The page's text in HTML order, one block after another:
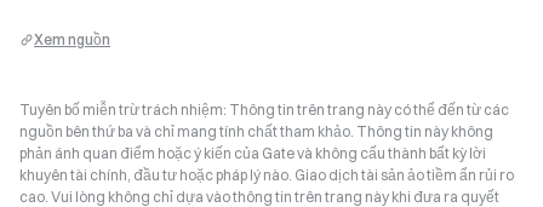
Xem nguồn
Tuyên bố miễn trừ trách nhiệm: Thông tin trên trang này có thể đến từ các
nguồn bên thứ ba và chỉ mang tính chất tham khảo. Thông tin này không
phản ánh quan điểm hoặc ý kiến của Gate và không cấu thành bất kỳ lời
khuyên tài chính, đầu tư hoặc pháp lý nào. Giao dịch tài sản ảo tiềm ẩn rủi ro
cao. Vui lòng không chỉ dựa vào thông tin trên trang này khi đưa ra quyết